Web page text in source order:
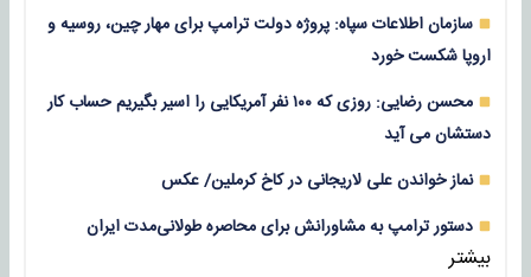
سازمان اطلاعات سپاه: پروژه دولت ترامپ برای مهار چین، روسیه و
اروپا شکست خورد
محسن رضایی: روزی که ۱۰۰ نفر آمریکایی را اسیر بگیریم حساب کار
دستشان می آید
نماز خواندن علی لاریجانی در کاخ کرملین/ عکس
دستور ترامپ به مشاورانش برای محاصره طولانی‌مدت ایران
بیشتر